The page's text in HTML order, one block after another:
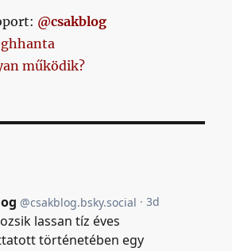
@csakblog
működik?